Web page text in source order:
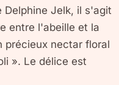
Delphine Jelk, il s'agit
entre l'abeille et la
précieux nectar floral
». Le délice est